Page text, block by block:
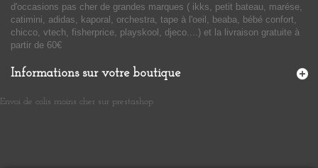
d'occasions pas cher de grandes marques ( ikks, petit bateau, marése,
catimini, adidas, kaporal, orchestra, tape à l'oeil, beaba, bébé confort,
chicco, vtech, fisherprice, playskool, djeco....) et la livraison gratuite à
partir de 60€
Informations sur votre boutique
Envoi de colis moins cher sur prestashop